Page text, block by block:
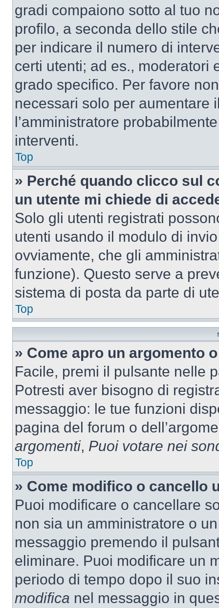
gradi compaiono sotto al tuo
profilo, a seconda dello stile
per indicare il numero di
certi utenti; ad es., moderatori
grado specifico. Per favore
necessari solo per aumentare
l’amministratore
interventi.
Top
» Perché quando clicco sul
un utente mi chiede di
Solo gli utenti registrati
utenti usando il modulo di
ovviamente, che gli
funzione). Questo serve a
sistema di posta da parte di
Top
» Come apro un argomento
Facile, premi il pulsante nelle
Potresti aver bisogno di
messaggio: le tue funzioni
pagina del forum o
argomenti, Puoi votare nei
Top
» Come modifico o cancello
Puoi modificare o cancellare
non sia un amministratore o
messaggio premendo il
eliminare. Puoi modificare un
periodo di tempo dopo il suo
modifica nel messaggio in